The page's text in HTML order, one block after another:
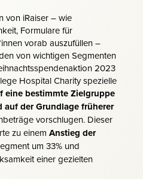
von iRaiser – wie
Formulare für
vorab auszufüllen –
von wichtigen Segmenten
2023
Hospital Charity spezielle
eine bestimmte Zielgruppe
der Grundlage früherer
vorschlugen. Dieser
zu einem Anstieg der
um 33% und
einer gezielten